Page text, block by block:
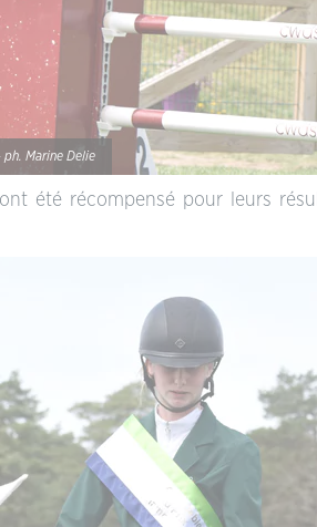
Marine Delie
été récompensé pour leurs